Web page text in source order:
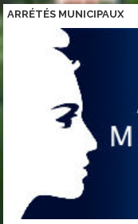
ARRÉTÉS MUNICIPAUX